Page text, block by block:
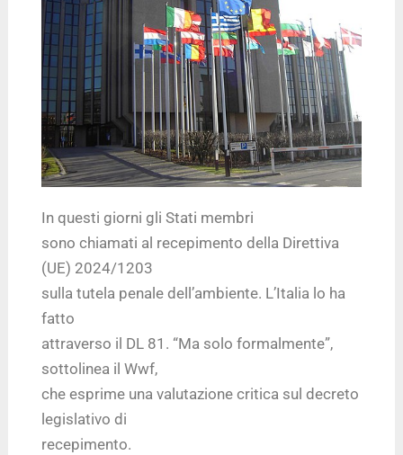
In questi giorni gli Stati membri
sono chiamati al recepimento della Direttiva
(UE) 2024/1203
sulla tutela penale dell’ambiente. L’Italia lo ha
fatto
attraverso il DL 81. “Ma solo formalmente”,
sottolinea il Wwf,
che esprime una valutazione critica sul decreto
legislativo di
recepimento.